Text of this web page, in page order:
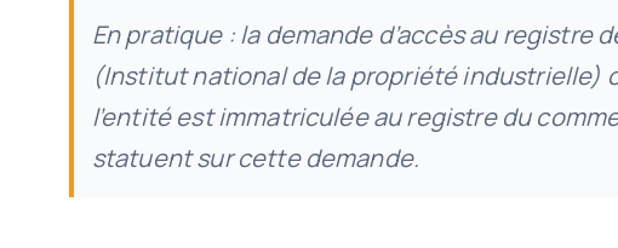
En pratique : la demande d’accès au
(Institut national de la propriété industrielle)
l’entité est immatriculée au registre du
statuent sur cette demande.